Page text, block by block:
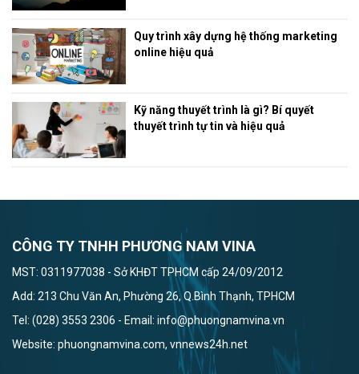
Quy trình xây dựng hệ thống marketing
online hiệu quả
Kỹ năng thuyết trình là gì? Bí quyết
thuyết trình tự tin và hiệu quả
CÔNG TY TNHH PHƯƠNG NAM VINA
MST: 0311977038 - Sở KHĐT TPHCM cấp 24/09/2012
Add: 213 Chu Văn An, Phường 26, Q.Bình Thạnh, TPHCM
Tel: (028) 3553 2306 - Email: info@phuongnamvina.vn
Website: phuongnamvina.com, vnnews24h.net